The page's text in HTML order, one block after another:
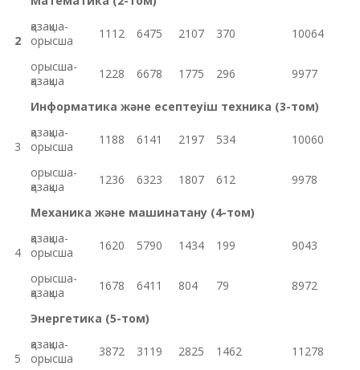
2
қазақша-
орысша
1112 6475 2107 370 10064
орысша-
қазақша
1228 6678 1775 296 9977
3
Информатика және есептеуіш техника (3-том)
қазақша-
орысша
1188 6141 2197 534 10060
орысша-
қазақша
1236 6323 1807 612 9978
4
Механика және машинатану (4-том)
қазақша-
орысша
1620 5790 1434 199 9043
орысша-
қазақша
1678 6411 804 79 8972
5
Энергетика (5-том)
қазақша-
орысша
3872 3119 2825 1462 11278